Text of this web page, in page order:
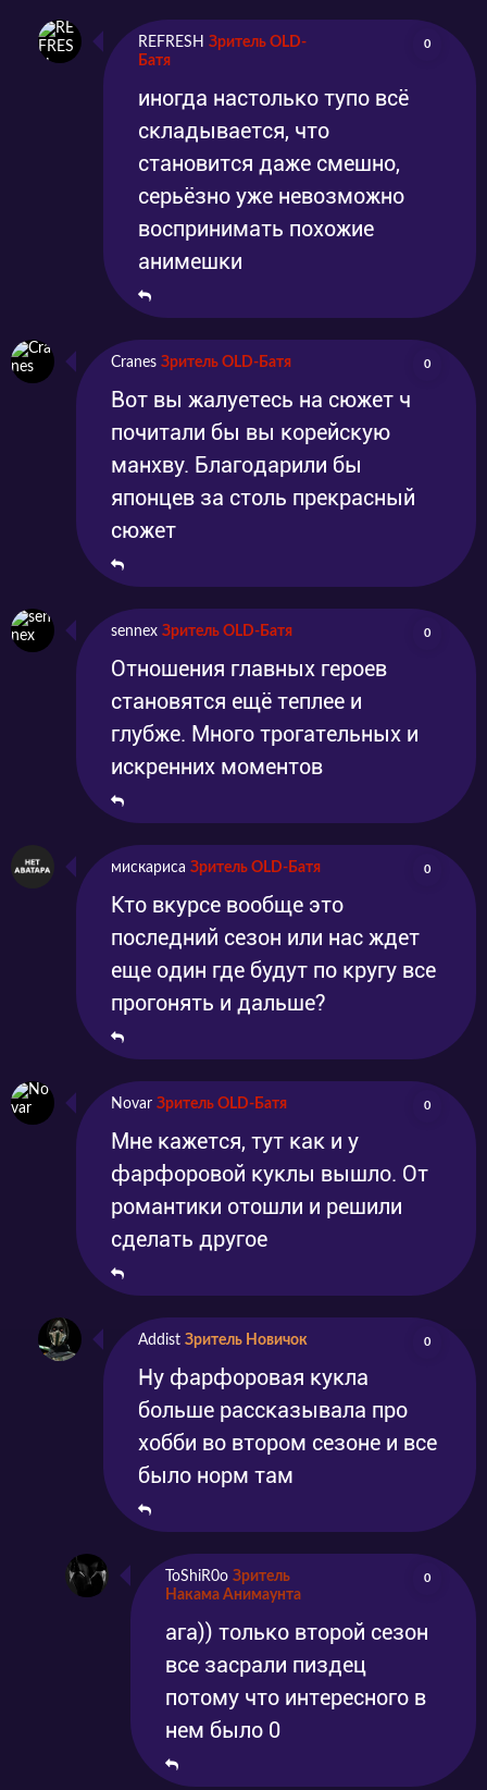
REFRESH Зритель OLD-
Батя
0
иногда настолько тупо всё
складывается, что
становится даже смешно,
серьёзно уже невозможно
воспринимать похожие
анимешки
Cranes Зритель OLD-Батя 0
Вот вы жалуетесь на сюжет ч
почитали бы вы корейскую
манхву. Благодарили бы
японцев за столь прекрасный
сюжет
sennex Зритель OLD-Батя 0
Отношения главных героев
становятся ещё теплее и
глубже. Много трогательных и
искренних моментов
мискариса Зритель OLD-Батя 0
Кто вкурсе вообще это
последний сезон или нас ждет
еще один где будут по кругу все
прогонять и дальше?
Novar Зритель OLD-Батя 0
Мне кажется, тут как и у
фарфоровой куклы вышло. От
романтики отошли и решили
сделать другое
Addist Зритель Новичок 0
Ну фарфоровая кукла
больше рассказывала про
хобби во втором сезоне и все
было норм там
ToShiR0o Зритель
Накама Анимаунта
0
ага)) только второй сезон
все засрали пиздец
потому что интересного в
нем было 0